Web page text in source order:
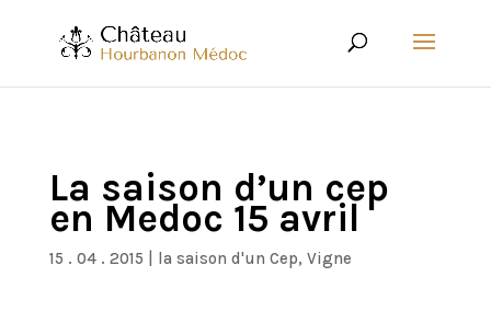
La saison d’un cep
en Medoc 15 avril
15 . 04 . 2015 la saison d'un Cep, Vigne